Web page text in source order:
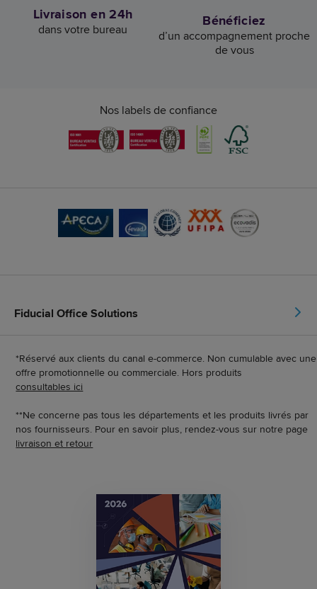
Livraison en 24h
dans votre bureau Bénéficiez
d’un accompagnement proche
de vous
Nos labels de confiance
Fiducial Office Solutions
*Réservé aux clients du canal e-commerce. Non cumulable avec une
offre promotionnelle ou commerciale. Hors produits
consultables ici
**Ne concerne pas tous les départements et les produits livrés par
nos fournisseurs. Pour en savoir plus, rendez-vous sur notre page
livraison et retour